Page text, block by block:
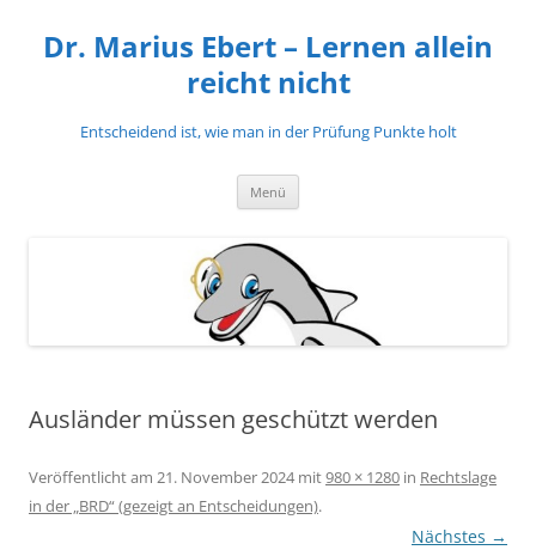
springen
Dr. Marius Ebert – Lernen allein
reicht nicht
Entscheidend ist, wie man in der Prüfung Punkte holt
Menü
Ausländer müssen geschützt werden
Veröffentlicht am 21. November 2024mit980 × 1280 in Rechtslage
in der „BRD“ (gezeigt an Entscheidungen).
Nächstes →